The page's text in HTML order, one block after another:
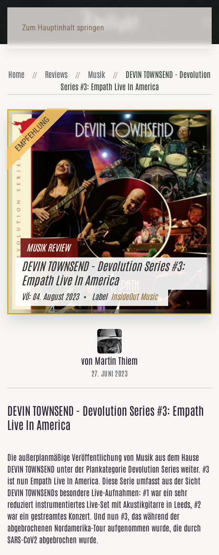
Zum Hauptinhalt springen
Home Reviews Musik
DEVIN TOWNSEND - Devolution
Series #3: Empath Live In America
MUSIK REVIEW
DEVIN TOWNSEND - Devolution Series #3:
Empath Live In America
VÖ:04. August 2023• Label InsideOut Music
von Martin Thiem
27. JUNI 2023
DEVIN TOWNSEND - Devolution Series #3: Empath
Live In America
Die außerplanmäßige Veröffentlichung von Musik aus dem Hause
DEVIN TOWNSEND unter der Plankategorie Devolution Series weiter. #3
ist nun Empath Live In America. Diese Serie umfasst aus der Sicht
DEVIN TOWNSENDs besondere Live-Aufnahmen: #1 war ein sehr
reduziert instrumentiertes Live-Set mit Akustikgitarre in Leeds, #2
war ein gestreamtes Konzert. Und nun #3, das während der
abgebrochenen Nordamerika-Tour aufgenommen wurde, die durch
SARS-CoV2 abgebrochen wurde.